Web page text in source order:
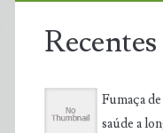
Recentes
Fumaça
saúde a